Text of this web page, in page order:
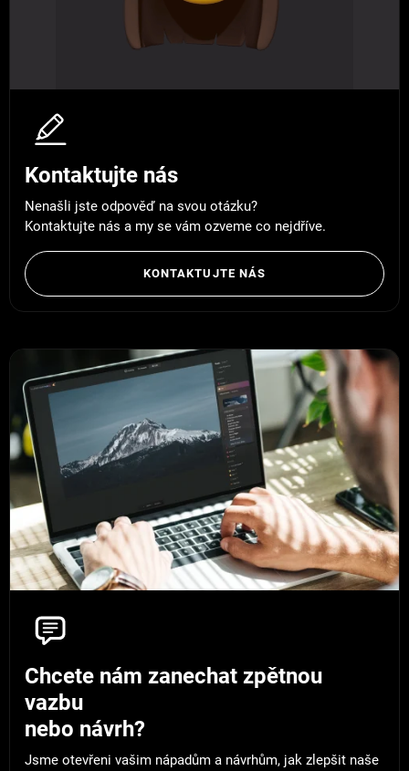
Kontaktujte nás
Nenašli jste odpověď na svou otázku?
Kontaktujte nás a my se vám ozveme co nejdříve.
KONTAKTUJTE NÁS
Chcete nám zanechat zpětnou
vazbu
nebo návrh?
Jsme otevřeni vašim nápadům a návrhům, jak zlepšit naše